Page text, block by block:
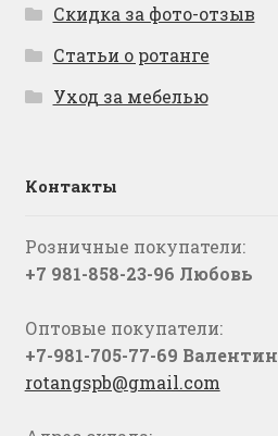
Скидка за фото-отзыв
Статьи о ротанге
Уход за мебелью
Контакты
Розничные покупатели:
+7 981-858-23-96 Любовь
Оптовые покупатели:
+7-981-705-77-69 Валентин
rotangspb@gmail.com